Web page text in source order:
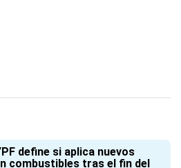
define si aplica nuevos
combustibles tras el fin del